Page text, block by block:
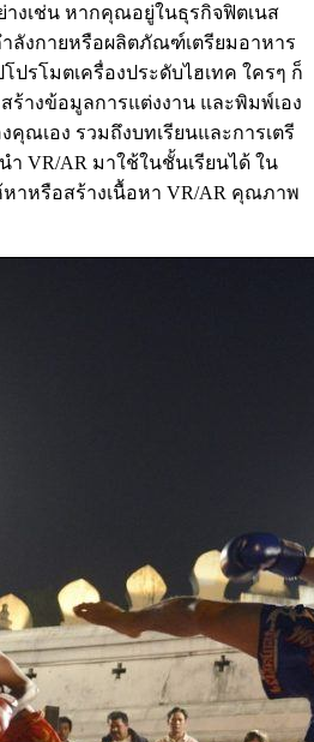
างเช่น หากคุณอยู่ในธุรกิจฟิตเนส
ลังกายหรือผลิตภัณฑ์เตรียมอาหาร
ปรโมตเครื่องประดับไฮเทค ใครๆ ก็
ร้างข้อมูลการแต่งงาน และพิมพ์เอง
ณเอง รวมถึงบทเรียนและการเตรี
VR/AR มาใช้ในชั้นเรียนได้ ใน
หาหรือสร้างเนื้อหา VR/AR คุณภาพ